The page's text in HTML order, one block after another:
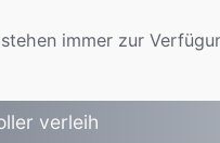
immer zur
verleih